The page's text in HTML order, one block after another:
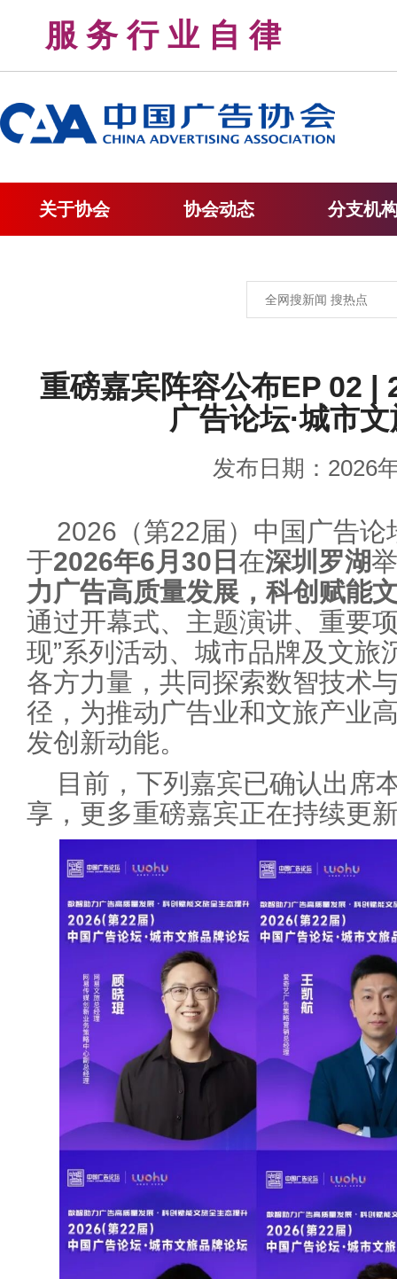
服 务 行 业 自 律
关于协会 协会动态 分支机
重磅嘉宾阵容公布EP 02 |
广告论坛·城市
发布日期：2026
2026（第22届）中国广告论
于2026年6月30日 在深圳罗湖
力广告高质量发展，科创赋能
通过开幕式、主题演讲、重要
现”系列活动、城市品牌及文旅
各方力量，共同探索数智技术
径，为推动广告业和文旅产业
发创新动能。
目前，下列嘉宾已确认出席
享，更多重磅嘉宾正在持续更